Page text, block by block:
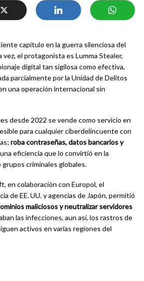
capítulo en la guerra silenciosa del
el protagonista es Lumma Stealer,
digital tan sigilosa como efectiva,
parcialmente por la Unidad de Delitos
una operación internacional sin
desde 2022 se vende como servicio en
para cualquier ciberdelincuente con
roba contraseñas, datos bancarios y
eficiencia que lo convirtió en la
criminales globales.
en colaboración con Europol, el
de EE. UU. y agencias de Japón, permitió
maliciosos y neutralizar servidores
las infecciones, aun así, los rastros de
activos en varias regiones del